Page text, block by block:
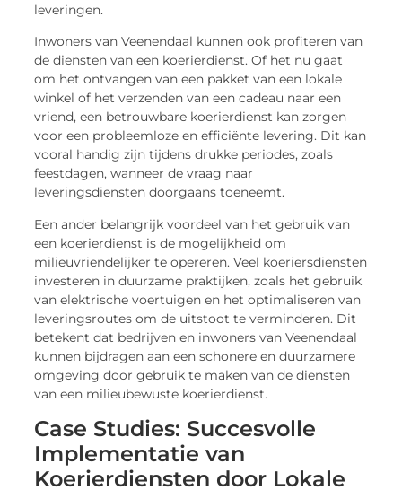
leveringen.
Inwoners van Veenendaal kunnen ook profiteren van
de diensten van een koerierdienst. Of het nu gaat
om het ontvangen van een pakket van een lokale
winkel of het verzenden van een cadeau naar een
vriend, een betrouwbare koerierdienst kan zorgen
voor een probleemloze en efficiënte levering. Dit kan
vooral handig zijn tijdens drukke periodes, zoals
feestdagen, wanneer de vraag naar
leveringsdiensten doorgaans toeneemt.
Een ander belangrijk voordeel van het gebruik van
een koerierdienst is de mogelijkheid om
milieuvriendelijker te opereren. Veel koeriersdiensten
investeren in duurzame praktijken, zoals het gebruik
van elektrische voertuigen en het optimaliseren van
leveringsroutes om de uitstoot te verminderen. Dit
betekent dat bedrijven en inwoners van Veenendaal
kunnen bijdragen aan een schonere en duurzamere
omgeving door gebruik te maken van de diensten
van een milieubewuste koerierdienst.
Case Studies: Succesvolle
Implementatie van
Koerierdiensten door Lokale